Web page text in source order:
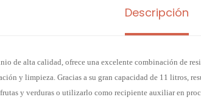
Descripción
de alta calidad, ofrece una excelente combinación de
y limpieza. Gracias a su gran capacidad de 11 litros,
y verduras o utilizarlo como recipiente auxiliar en